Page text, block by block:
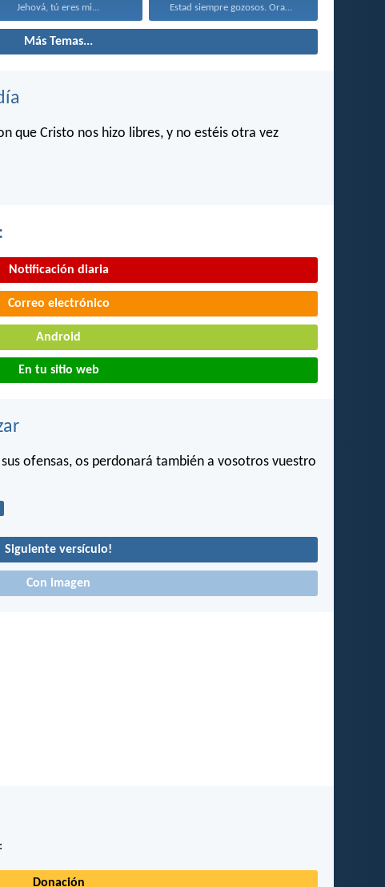
Jehová, tú eres mi... Estad siempre gozosos. Orad...
Más Temas...
que Cristo nos hizo libres, y no estéis otra vez
Notificación diaria
Correo electrónico
Android
En tu sitio web
ofensas, os perdonará también a vosotros vuestro
Siguiente versículo!
Con imagen
Donación